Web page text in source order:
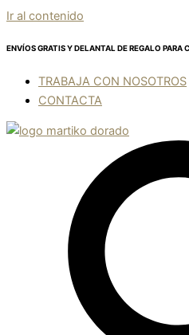
Ir al contenido
ENVÍOS GRATIS Y DELANTAL DE REGALO PARA
TRABAJA CON NOSOTROS
CONTACTA